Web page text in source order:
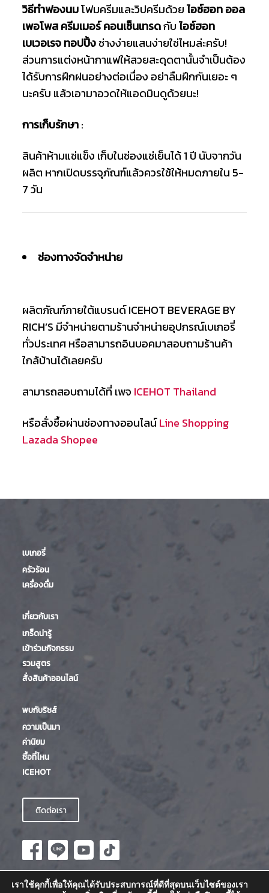
วิธีทำฟองนมโฟมครีมและวิปครีมด้วยไอซ์ฮอท ออล
เพอโพส ครีมเมอร์ คอนเซ็นเทรดกับไอซ์ฮอท
เบเวอเรจ ทอปปิ้งช่างง่ายแสนง่ายใช่ไหมล่ะครับ!
ส่วนการแต่งหน้ากาแฟให้สวยสะดุดตานั้นจำเป็นต้อง
ได้รับการฝึกฝนอย่างต่อเนื่อง อย่าลืมฝึกกันเยอะ ๆ
นะครับ แล้วเอามาอวดให้แอดมินดูด้วยนะ!
การเก็บรักษา:
สินค้าห้ามแช่แข็ง เก็บในช่องแช่เย็นได้ 1 ปี นับจากวัน
ผลิต หากเปิดบรรจุภัณฑ์แล้วควรใช้ให้หมดภายใน 5-
7 วัน
ช่องทางจัดจำหน่าย
ผลิตภัณฑ์ภายใต้แบรนด์ ICEHOT BEVERAGE BY
RICH’S มีจำหน่ายตามร้านจำหน่ายอุปกรณ์เบเกอรี่
ทั่วประเทศ หรือสามารถอินบอคมาสอบถามร้านค้า
ใกล้บ้านได้เลยครับ
สามารถสอบถามได้ที่ เพจ ICEHOT Thailand
หรือสั่งซื้อผ่านช่องทางออนไลน์Line Shopping
Lazada Shopee
เบเกอรี่
ครัวร้อน
เครื่องดื่ม
เกี่ยวกับเรา
เกร็ดน่ารู้
เข้าร่วมกิจกรรม
รวมสูตร
สั่งสินค้าออนไลน์
พบกับริชส์
ความเป็นมา
ค่านิยม
ซื้อที่ไหน
ICEHOT
ติดต่อเรา
เราใช้คุกกี้เพื่อให้คุณได้รับประสบการณ์ที่ดีที่สุดบนเว็บไซต์ของเรา